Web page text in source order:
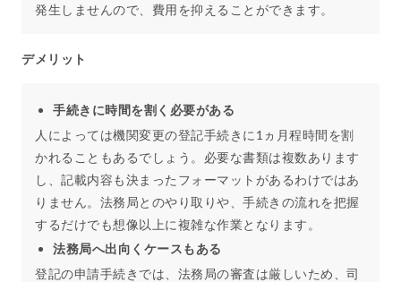
発生しませんので、費用を抑えることができます。
デメリット
手続きに時間を割く必要がある
人によっては機関変更の登記手続きに1ヵ月程時間を割
かれることもあるでしょう。必要な書類は複数あります
し、記載内容も決まったフォーマットがあるわけではあ
りません。法務局とのやり取りや、手続きの流れを把握
するだけでも想像以上に複雑な作業となります。
法務局へ出向くケースもある
登記の申請手続きでは、法務局の審査は厳しいため、司